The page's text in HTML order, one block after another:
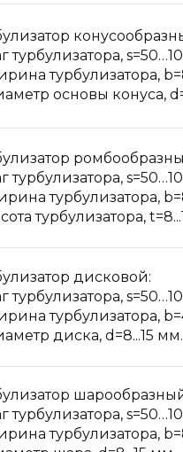
турбулизатора,
турбулизатора,
основы конуса,
турбулизатора,
турбулизатора,
турбулизатора,
дисковой:
турбулизатора,
турбулизатора,
диска, d=8...15 мм.
турбулизатора,
турбулизатора,